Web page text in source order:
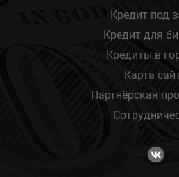
Кредит под
Кредит для
Кредиты в
Карта
Партнёрская